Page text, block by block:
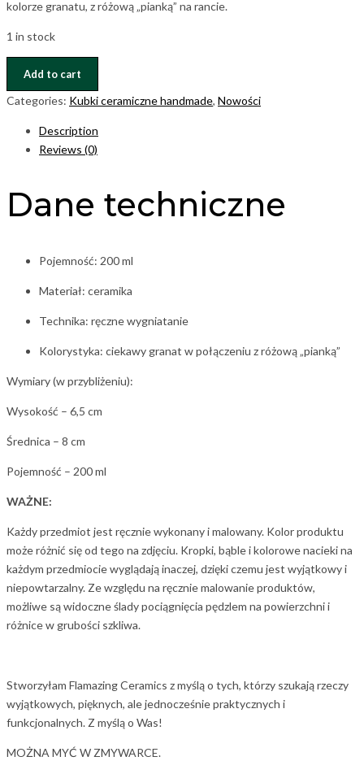
kolorze granatu, z różową „pianką” na rancie.
1 in stock
na
PINK
quantity
Add to cart
Categories: Kubki ceramiczne handmade, Nowości
Description
Reviews (0)
Dane techniczne
Pojemność: 200 ml
Materiał: ceramika
Technika: ręczne wygniatanie
Kolorystyka: ciekawy granat w połączeniu z różową „pianką”
Wymiary (w przybliżeniu):
Wysokość – 6,5 cm
Średnica – 8 cm
Pojemność – 200 ml
WAŻNE:
Każdy przedmiot jest ręcznie wykonany i malowany. Kolor produktu
może różnić się od tego na zdjęciu. Kropki, bąble i kolorowe nacieki na
każdym przedmiocie wyglądają inaczej, dzięki czemu jest wyjątkowy i
niepowtarzalny. Ze względu na ręcznie malowanie produktów,
możliwe są widoczne ślady pociągnięcia pędzlem na powierzchni i
różnice w grubości szkliwa.
Stworzyłam Flamazing Ceramics z myślą o tych, którzy szukają rzeczy
wyjątkowych, pięknych, ale jednocześnie praktycznych i
funkcjonalnych. Z myślą o Was!
MOŻNA MYĆ W ZMYWARCE.